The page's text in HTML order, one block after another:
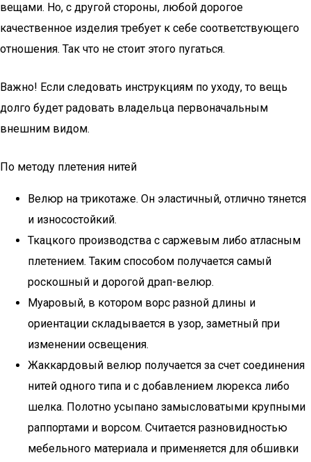
вещами. Но, с другой стороны, любой дорогое
качественное изделия требует к себе соответствующего
отношения. Так что не стоит этого пугаться.
Важно! Если следовать инструкциям по уходу, то вещь
долго будет радовать владельца первоначальным
внешним видом.
По методу плетения нитей
Велюр на трикотаже. Он эластичный, отлично тянется
и износостойкий.
Ткацкого производства с саржевым либо атласным
плетением. Таким способом получается самый
роскошный и дорогой драп-велюр.
Муаровый, в котором ворс разной длины и
ориентации складывается в узор, заметный при
изменении освещения.
Жаккардовый велюр получается за счет соединения
нитей одного типа и с добавлением люрекса либо
шелка. Полотно усыпано замысловатыми крупными
раппортами и ворсом. Считается разновидностью
мебельного материала и применяется для обшивки